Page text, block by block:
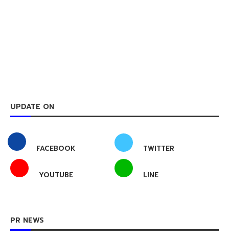
UPDATE ON
FACEBOOK TWITTER
YOUTUBE LINE
PR NEWS